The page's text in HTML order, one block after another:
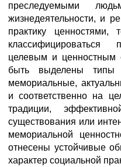
преследуемыми
жизнедеятельности, и
практику
целевым и ценностным
быть выделены типы
мемориальные,
и соответственно на
традиции,
существования или
мемориальной
отнесены устойчивые
характер социальной